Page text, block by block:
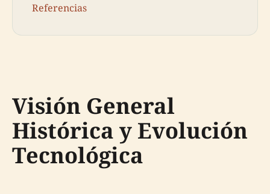
Referencias
Visión General
Histórica y Evolución
Tecnológica